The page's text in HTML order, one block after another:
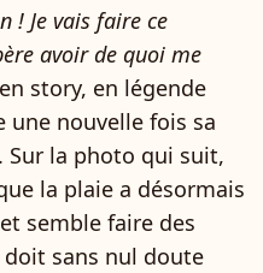
! Je vais faire ce
avoir de quoi me
story, en légende
une nouvelle fois sa
la photo qui suit,
la plaie a désormais
semble faire des
sans nul doute